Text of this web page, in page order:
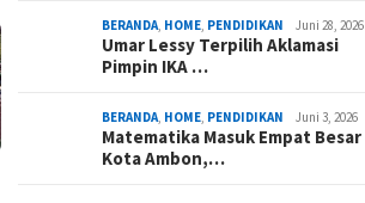
BERANDA, HOME, PENDIDIKAN Juni 28, 2026
Umar Lessy Terpilih Aklamasi
Pimpin IKA …
BERANDA, HOME, PENDIDIKAN Juni 3, 2026
Matematika Masuk Empat Besar
Kota Ambon,…